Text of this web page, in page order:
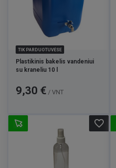
TIK PARDUOTUVĖSE
Plastikinis bakelis vandeniui
su kraneliu 10 l
Kaina
9,30 € / VNT
favorite_border